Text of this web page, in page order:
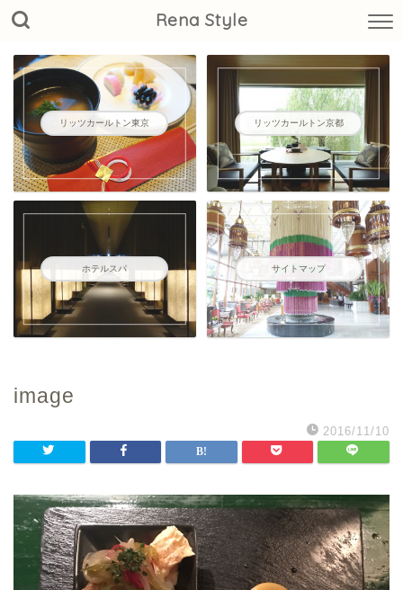
Rena Style
リッツカールトン東京 リッツカールトン京都
ホテルスパ サイトマップ
image
2016/11/10